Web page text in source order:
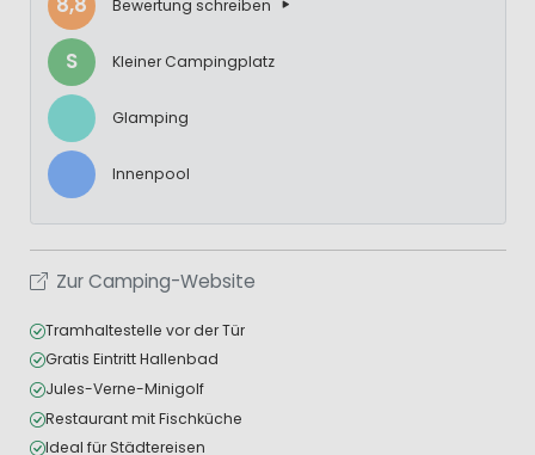
Bewertung schreiben
S Kleiner Campingplatz
Glamping
Innenpool
Zur Camping-Website
Tramhaltestelle vor der Tür
Gratis Eintritt Hallenbad
Jules-Verne-Minigolf
Restaurant mit Fischküche
Ideal für Städtereisen